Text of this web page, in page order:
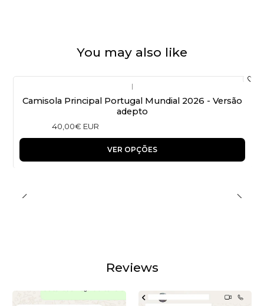
You may also like
|
Camisola Principal Portugal Mundial 2026 - Versão
adepto
40,00€ EUR
VER OPÇÕES
Reviews